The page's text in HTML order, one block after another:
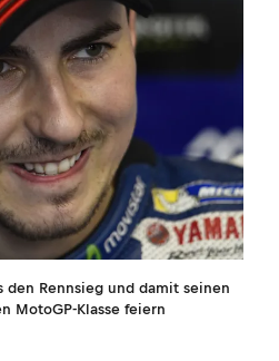
den Rennsieg und damit seinen
MotoGP-Klasse feiern